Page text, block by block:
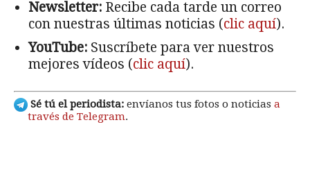
Newsletter: Recibe cada tarde un correo
con nuestras últimas noticias (clic aquí).
YouTube: Suscríbete para ver nuestros
mejores vídeos (clic aquí).
Sé tú el periodista: envíanos tus fotos o noticias a
través de Telegram.